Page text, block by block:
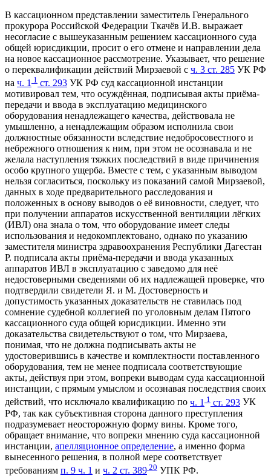
В кассационном представлении заместитель Генерального
прокурора Российской Федерации Ткачёв И.В. выражает
несогласие с вышеуказанным решением кассационного суда
общей юрисдикции, просит о его отмене и направлении дела
на новое кассационное рассмотрение. Указывает, что решение
о переквалификации действий Мирзаевой с ч. 3 ст. 285 УК РФ
на ч. 1 1 ст. 293 УК РФ суд кассационной инстанции
мотивировал тем, что осуждённая, подписывая акты приёма-
передачи и ввода в эксплуатацию медицинского
оборудования ненадлежащего качества, действовала не
умышленно, а ненадлежащим образом исполнила свои
должностные обязанности вследствие недобросовестного и
небрежного отношения к ним, при этом не осознавала и не
желала наступления тяжких последствий в виде причинения
особо крупного ущерба. Вместе с тем, с указанным выводом
нельзя согласиться, поскольку из показаний самой Мирзаевой,
данных в ходе предварительного расследования и
положенных в основу выводов о её виновности, следует, что
при получении аппаратов искусственной вентиляции лёгких
(ИВЛ) она знала о том, что оборудование имеет следы
использования и недокомплектовано, однако по указанию
заместителя министра здравоохранения Республики Дагестан
Р. подписала акты приёма-передачи и ввода указанных
аппаратов ИВЛ в эксплуатацию с заведомо для неё
недостоверными сведениями об их надлежащей проверке, что
подтвердили свидетели Я. и М. Достоверность и
допустимость указанных доказательств не ставилась под
сомнение судебной коллегией по уголовным делам Пятого
кассационного суда общей юрисдикции. Именно эти
доказательства свидетельствуют о том, что Мирзаева,
понимая, что не должна подписывать акты не
удостоверившись в качестве и комплектности поставленного
оборудования, тем не менее подписала соответствующие
акты, действуя при этом, вопреки выводам суда кассационной
инстанции, с прямым умыслом и осознавая последствия своих
действий, что исключало квалификацию по ч. 1 1 ст. 293 УК
РФ, так как субъективная сторона данного преступления
подразумевает неосторожную форму вины. Кроме того,
обращает внимание, что вопреки мнению суда кассационной
инстанции, апелляционное определение, а именно форма
вынесенного решения, в полной мере соответствует
требованиям п. 9 ч. 1 и ч. 2 ст. 389 20 УПК РФ.